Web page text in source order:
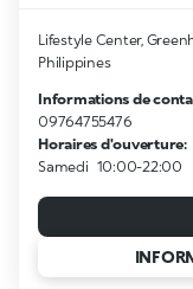
Lifestyle Center,
Philippines
Informations de
09764755476
Horaires d'ouverture:
Samedi 10:00-22:00